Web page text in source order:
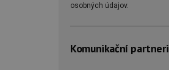
osobných údajov.
Komunikační partneri